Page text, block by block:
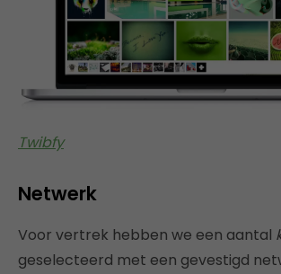
Twibfy
Netwerk
Voor vertrek hebben we een aantal
geselecteerd met een gevestigd